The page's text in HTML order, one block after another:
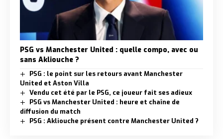
PSG vs Manchester United : quelle compo, avec ou
sans Akliouche ?
PSG : le point sur les retours avant Manchester
United et Aston Villa
Vendu cet été par le PSG, ce joueur fait ses adieux
PSG vs Manchester United : heure et chaîne de
diffusion du match
PSG : Akliouche présent contre Manchester United ?